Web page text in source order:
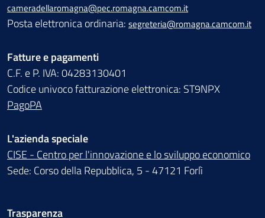
cameradellaromagna@pec.romagna.camcom.it
Posta elettronica ordinaria: segreteria@romagna.camcom.it
Fatture e pagamenti
C.F. e P. IVA: 04283130401
Codice univoco fatturazione elettronica: ST9NPX
PagoPA
L'azienda speciale
CISE - Centro per l'innovazione e lo sviluppo economico
Sede: Corso della Repubblica, 5 - 47121 Forlì
Trasparenza